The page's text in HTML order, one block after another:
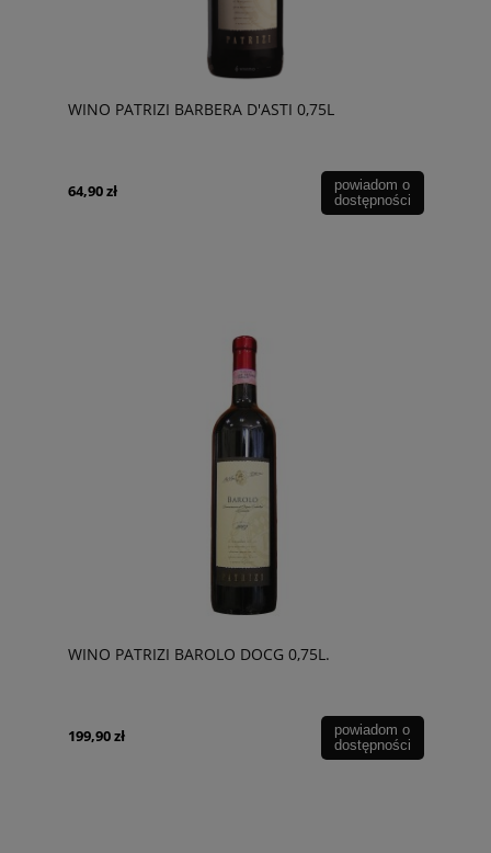
WINO PATRIZI BARBERA D'ASTI 0,75L
64,90 zł
powiadom o
dostępności
WINO PATRIZI BAROLO DOCG 0,75L.
199,90 zł
powiadom o
dostępności